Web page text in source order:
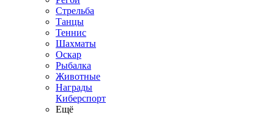
Стрельба
Танцы
Теннис
Шахматы
Оскар
Рыбалка
Животные
Награды
Киберспорт
Ещё